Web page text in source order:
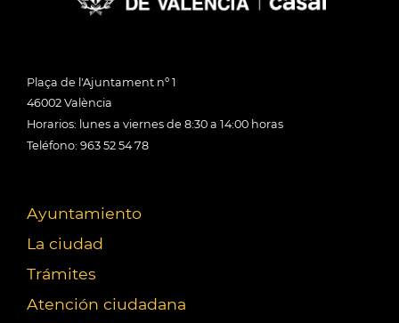
Plaça de l'Ajuntament nº 1
46002 València
Horarios: lunes a viernes de 8:30 a 14:00 horas
Teléfono: 963 52 54 78
Ayuntamiento
La ciudad
Trámites
Atención ciudadana